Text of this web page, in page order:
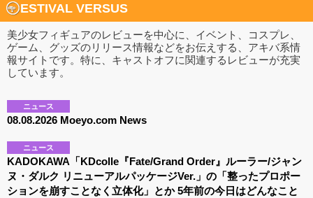
ESTIVAL VERSUS
美少女フィギュアのレビューを中心に、イベント、コスプレ、
ゲーム、グッズのリリース情報などをお伝えする、アキバ系情
報サイトです。特に、キャストオフに関連するレビューが充実
しています。
ニュース
08.08.2026 Moeyo.com News
ニュース
KADOKAWA「KDcolle『Fate/Grand Order』ルーラー/ジャン
ヌ・ダルク リニューアルパッケージVer.」の「整ったプロポー
ションを崩すことなく立体化」とか 5年前の今日はどんなこと